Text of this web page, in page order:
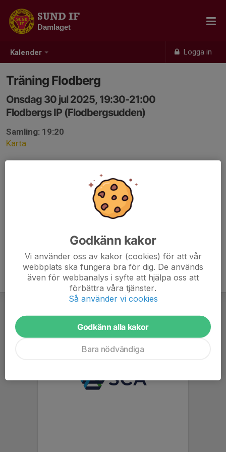
Kalender Logga in
SUND IF
Damlaget
Träning Flodberg
Onsdag 30 jul 2025, 19:30-21:00
Flodbergs IP (Flodbergsudden)
Samling: 19:20
Karta
Godkänn kakor
Vi använder oss av kakor (cookies) för att vår
webbplats ska fungera bra för dig. De används
även för webbanalys i syfte att hjälpa oss att
förbättra våra tjänster.
Så använder vi cookies
Godkänn alla kakor
Bara nödvändiga